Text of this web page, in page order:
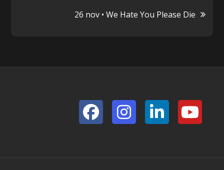
26 nov • We Hate You Please Die